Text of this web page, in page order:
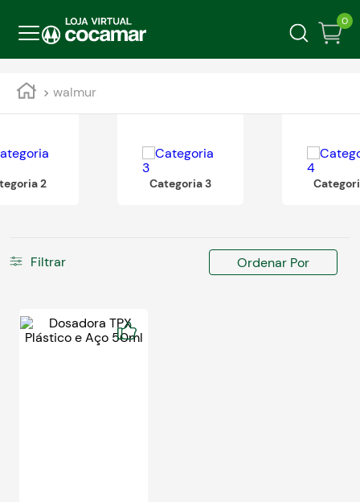
0
walmur
2 Categoria 3
Filtrar Ordenar Por